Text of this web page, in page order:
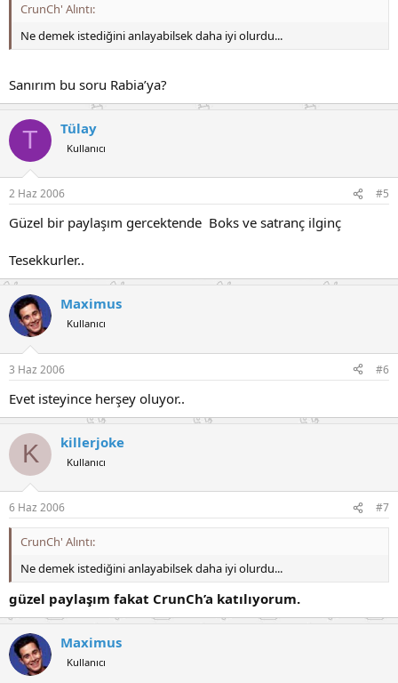
CrunCh' Alıntı:
Ne demek istediğini anlayabilsek daha iyi olurdu...
Sanırım bu soru Rabia’ya?
T Tülay
Kullanıcı
2 Haz 2006 #5
Güzel bir paylaşım gercektende Boks ve satranç ilginç
Tesekkurler..
Maximus
Kullanıcı
3 Haz 2006 #6
Evet isteyince herşey oluyor..
K killerjoke
Kullanıcı
6 Haz 2006 #7
CrunCh' Alıntı:
Ne demek istediğini anlayabilsek daha iyi olurdu...
güzel paylaşım fakat CrunCh’a katılıyorum.
Maximus
Kullanıcı